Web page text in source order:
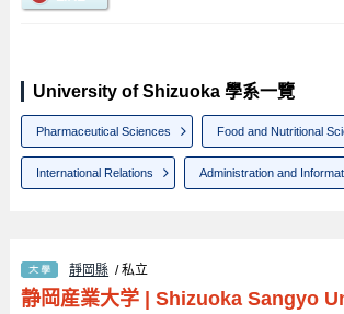
University of Shizuoka 學系一覽
Pharmaceutical Sciences Food and Nutritional
International Relations Administration and
靜岡縣 / 私立
静岡産業大学| Shizuoka Sangyo